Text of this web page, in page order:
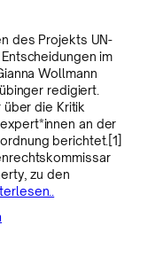
des Projekts UN-
im
Wollmann
redigiert.
über die Kritik
an der
berichtet.[1]
zu den